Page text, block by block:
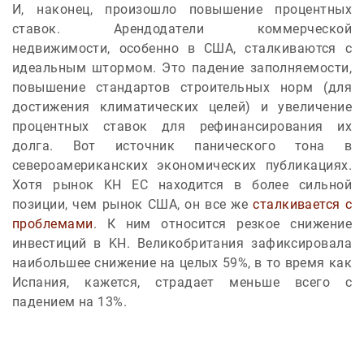
И, наконец, произошло повышение процентных
ставок. Арендодатели коммерческой
недвижимости, особенно в США, сталкиваются с
идеальным штормом. Это падение заполняемости,
повышение стандартов строительных норм (для
достижения климатических целей) и увеличение
процентных ставок для рефинансирования их
долга. Вот источник панического тона в
североамериканских экономических публикациях.
Хотя рынок KH ЕС находится в более сильной
позиции, чем рынок США, он все жесталкивается с
проблемами. К ним относится резкое снижение
инвестиций в KH. Великобритания зафиксировала
наибольшее снижение на целых 59%, в то время как
Испания, кажется, страдает меньше всего с
падением на 13%.